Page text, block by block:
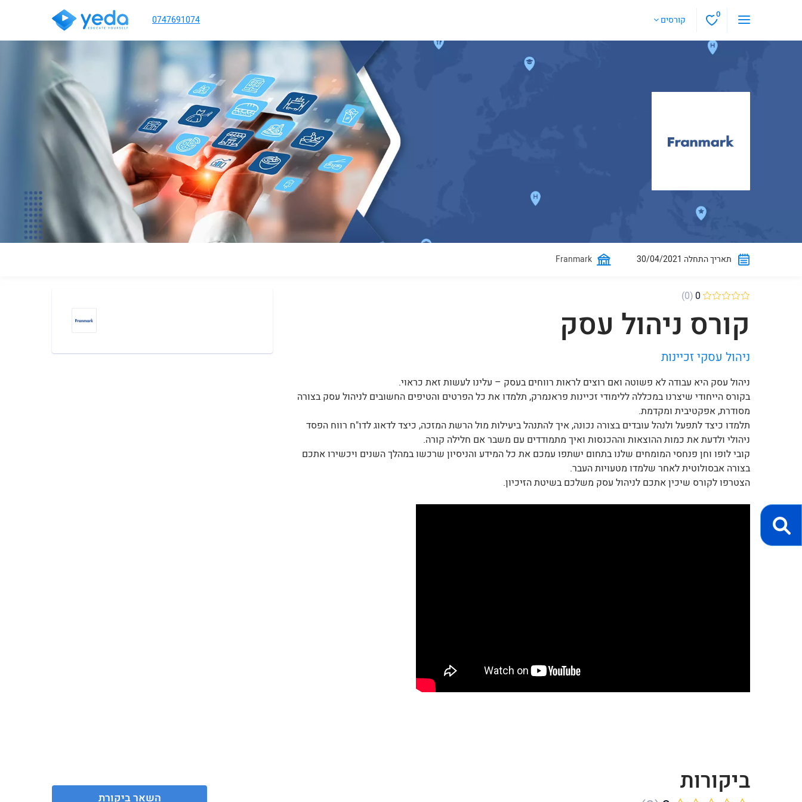
0747691074 קורסים 0
Franmark
(0) 0
קורס ניהול עסק
ניהול עסקי זכיינות
ניהול עסק היא עבודה לא פשוטה ואם רוצים לראות רווחים בעסק – עלינו לעשות זאת כראוי.
בקורס הייחודי שיצרנו במכללה ללימודי זכיינות פראנמרק, תלמדו את כל הפרטים והטיפים החשובים לניהול עסק בצורה
מסודרת, אפקטיבית ומקדמת.
תלמדו כיצד לתפעל ולנהל עובדים בצורה נכונה, איך להתנהל ביעילות מול הרשת המזכה, כיצד לדאוג לדו"ח רווח הפסד
ניהולי ולדעת את כמות ההוצאות וההכנסות ואיך מתמודדים עם משבר אם חלילה קורה.
קובי לופו וחן פנחסי המומחים שלנו בתחום ישתפו עמכם את כל המידע והניסיון שרכשו במהלך השנים ויכשירו אתכם
בצורה אבסולוטית לאחר שלמדו מטעויות העבר.
הצטרפו לקורס שיכין אתכם לניהול עסק משלכם בשיטת הזיכיון.
ביקורות
השאר ביקורת